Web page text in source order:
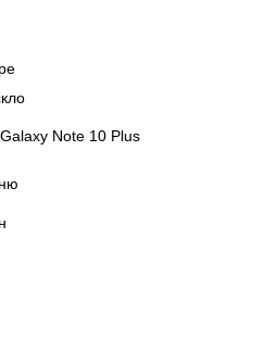
Note 10 Plus